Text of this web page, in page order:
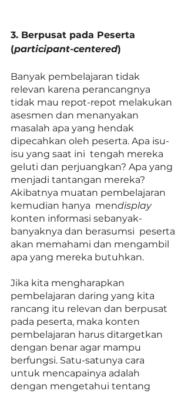
3. Berpusat pada Peserta
(participant-centered)
Banyak pembelajaran tidak
relevan karena perancangnya
tidak mau repot-repot melakukan
asesmen dan menanyakan
masalah apa yang hendak
dipecahkan oleh peserta. Apa isu-
isu yang saat ini  tengah mereka
geluti dan perjuangkan? Apa yang
menjadi tantangan mereka?
Akibatnya muatan pembelajaran
kemudian hanya  mendisplay
konten informasi sebanyak-
banyaknya dan berasumsi  peserta
akan memahami dan mengambil
apa yang mereka butuhkan.
Jika kita mengharapkan
pembelajaran daring yang kita
rancang itu relevan dan berpusat
pada peserta, maka konten
pembelajaran harus ditargetkan
dengan benar agar mampu
berfungsi. Satu-satunya cara
untuk mencapainya adalah
dengan mengetahui tentang